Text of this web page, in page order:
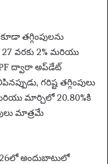
తగ్గింపులను
27 వరకు 2% మరియు
ద్వారా అప్‌డేట్
గరిష్ట తగ్గింపులు
మార్చిలో 20.80%కి
మాత్రమే
అందుబాటులో